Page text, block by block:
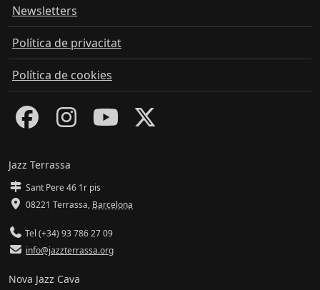
Newsletters
Política de privacitat
Política de cookies
Jazz Terrassa
Sant Pere 46 1r pis
08221 Terrassa, Barcelona
Tel (+34) 93 786 27 09
info@jazzterrassa.org
Nova Jazz Cava